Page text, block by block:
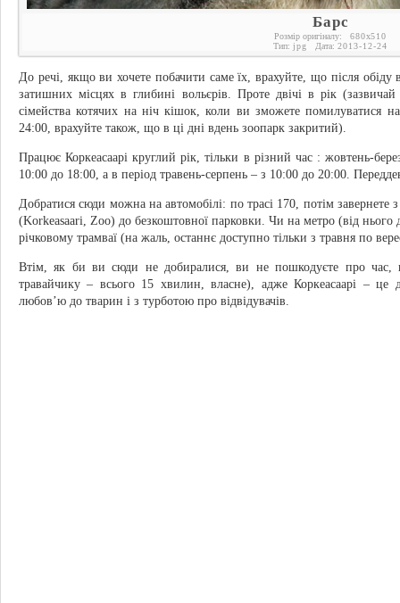
Барс
Розмір оригіналу: 680x510
Тип: jpg Дата: 2013-12-24
До речі, якщо ви хочете побачити саме їх, врахуйте, що після
затишних місцях в глибині вольєрів. Проте двічі в рік
сімейства котячих на ніч кішок, коли ви зможете помилуватися
24:00, врахуйте також, що в ці дні вдень зоопарк закритий).
Працює Коркеасаарі круглий рік, тільки в різний час : жовтень-
10:00 до 18:00, а в період травень-серпень – з 10:00 до 20:00.
Добратися сюди можна на автомобілі: по трасі 170, потім завернете
(Korkeasaari, Zoo) до безкоштовної парковки. Чи на метро (від нього
річковому трамваї (на жаль, останнє доступно тільки з травня по
Втім, як би ви сюди не добиралися, ви не пошкодуєте про час,
травайчику – всього 15 хвилин, власне), адже Коркеасаарі – це
любов’ю до тварин і з турботою про відвідувачів.